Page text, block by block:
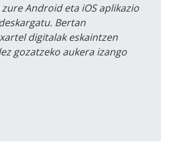
Android eta iOS aplikazio
Bertan
digitalak eskaintzen
gozatzeko aukera izango